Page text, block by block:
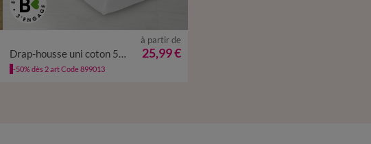
Drap-housse uni coton 57 fils/cm² - bonnet 32 cm
à partir de
25,99 €
-50% dès 2 art Code 899013